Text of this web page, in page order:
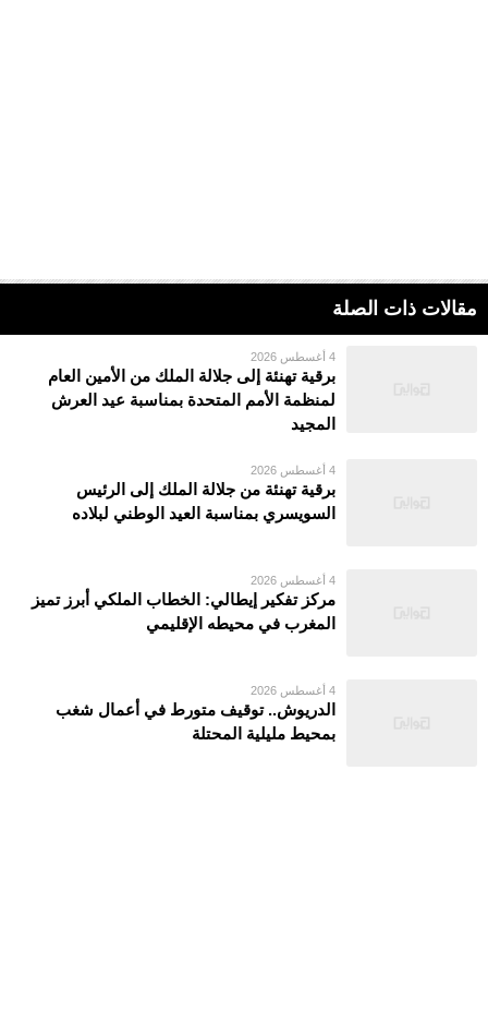
مقالات ذات الصلة
4 أغسطس 2026
برقية تهنئة إلى جلالة الملك من الأمين العام
لمنظمة الأمم المتحدة بمناسبة عيد العرش
المجيد
4 أغسطس 2026
برقية تهنئة من جلالة الملك إلى الرئيس
السويسري بمناسبة العيد الوطني لبلاده
4 أغسطس 2026
مركز تفكير إيطالي: الخطاب الملكي أبرز تميز
المغرب في محيطه الإقليمي
4 أغسطس 2026
الدريوش.. توقيف متورط في أعمال شغب
بمحيط مليلية المحتلة